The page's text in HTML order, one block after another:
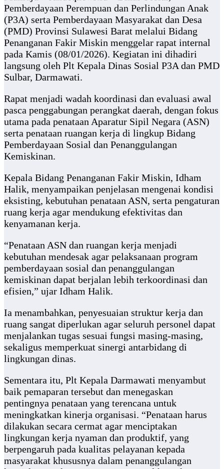
Pemberdayaan Perempuan dan Perlindungan Anak
(P3A) serta Pemberdayaan Masyarakat dan Desa
(PMD) Provinsi Sulawesi Barat melalui Bidang
Penanganan Fakir Miskin menggelar rapat internal
pada Kamis (08/01/2026). Kegiatan ini dihadiri
langsung oleh Plt Kepala Dinas Sosial P3A dan PMD
Sulbar, Darmawati.
Rapat menjadi wadah koordinasi dan evaluasi awal
pasca penggabungan perangkat daerah, dengan fokus
utama pada penataan Aparatur Sipil Negara (ASN)
serta penataan ruangan kerja di lingkup Bidang
Pemberdayaan Sosial dan Penanggulangan
Kemiskinan.
Kepala Bidang Penanganan Fakir Miskin, Idham
Halik, menyampaikan penjelasan mengenai kondisi
eksisting, kebutuhan penataan ASN, serta pengaturan
ruang kerja agar mendukung efektivitas dan
kenyamanan kerja.
“Penataan ASN dan ruangan kerja menjadi
kebutuhan mendesak agar pelaksanaan program
pemberdayaan sosial dan penanggulangan
kemiskinan dapat berjalan lebih terkoordinasi dan
efisien,” ujar Idham Halik.
Ia menambahkan, penyesuaian struktur kerja dan
ruang sangat diperlukan agar seluruh personel dapat
menjalankan tugas sesuai fungsi masing-masing,
sekaligus memperkuat sinergi antarbidang di
lingkungan dinas.
Sementara itu, Plt Kepala Darmawati menyambut
baik pemaparan tersebut dan menegaskan
pentingnya penataan yang terencana untuk
meningkatkan kinerja organisasi. “Penataan harus
dilakukan secara cermat agar menciptakan
lingkungan kerja nyaman dan produktif, yang
berpengaruh pada kualitas pelayanan kepada
masyarakat khususnya dalam penanggulangan